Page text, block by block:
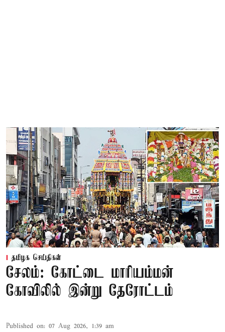
தமிழக செய்திகள்
சேலம்: கோட்டை மாரியம்மன்
கோவிலில் இன்று தேரோட்டம்
Published on: 07 Aug 2026, 1:39 am